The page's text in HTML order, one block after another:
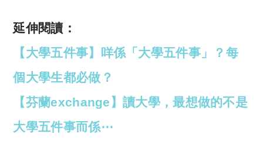
延伸閱讀：
【大學五件事】咩係「大學五件事」？每
個大學生都必做？
【芬蘭exchange】讀大學，最想做的不是
大學五件事而係⋯